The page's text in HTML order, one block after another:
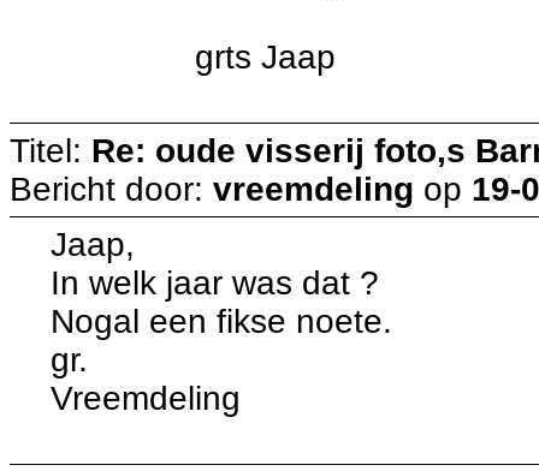
grts Jaap
Titel: Re: oude visserij foto,s
Bericht door: vreemdeling op 19-
Jaap,
In welk jaar was dat ?
Nogal een fikse noete.
gr.
Vreemdeling